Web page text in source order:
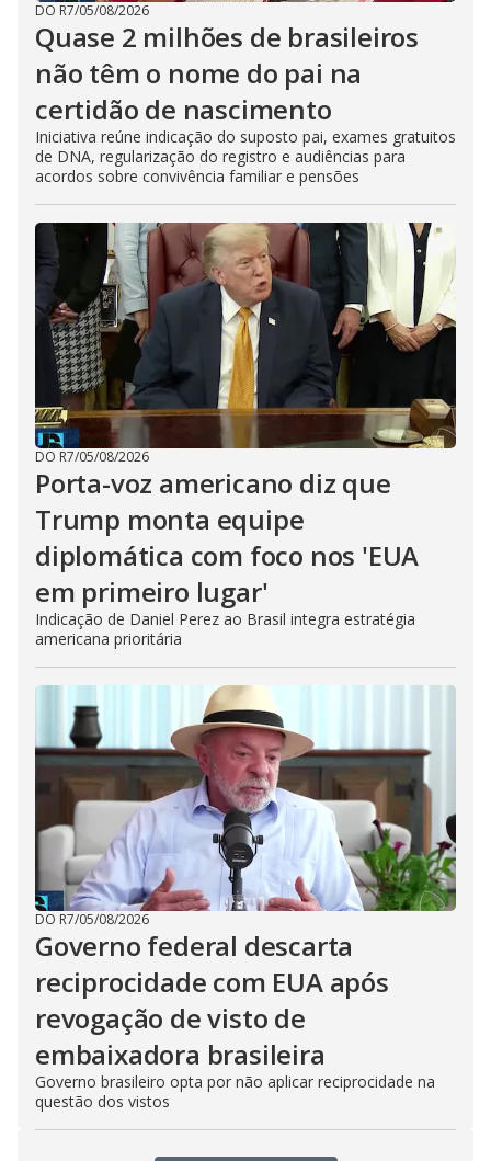
DO R7/05/08/2026
Quase 2 milhões de brasileiros
não têm o nome do pai na
certidão de nascimento
Iniciativa reúne indicação do suposto pai, exames gratuitos
de DNA, regularização do registro e audiências para
acordos sobre convivência familiar e pensões
DO R7/05/08/2026
Porta-voz americano diz que
Trump monta equipe
diplomática com foco nos 'EUA
em primeiro lugar'
Indicação de Daniel Perez ao Brasil integra estratégia
americana prioritária
DO R7/05/08/2026
Governo federal descarta
reciprocidade com EUA após
revogação de visto de
embaixadora brasileira
Governo brasileiro opta por não aplicar reciprocidade na
questão dos vistos